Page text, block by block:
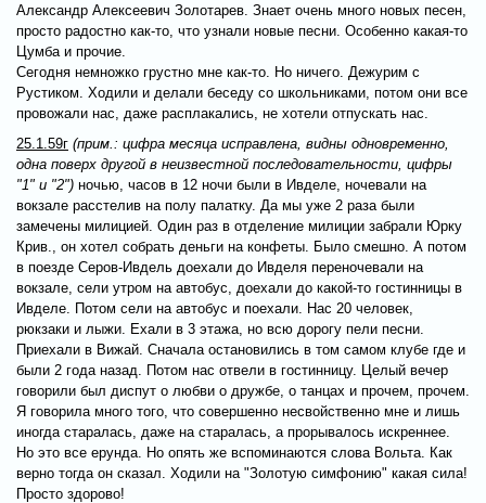
Александр Алексеевич Золотарев. Знает очень много новых песен,
просто радостно как-то, что узнали новые песни. Особенно какая-то
Цумба и прочие.
Сегодня немножко грустно мне как-то. Но ничего. Дежурим с
Рустиком. Ходили и делали беседу со школьниками, потом они все
провожали нас, даже расплакались, не хотели отпускать нас.
25.1.59г (прим.: цифра месяца исправлена, видны одновременно,
одна поверх другой в неизвестной последовательности, цифры
"1" и "2") ночью, часов в 12 ночи были в Ивделе, ночевали на
вокзале расстелив на полу палатку. Да мы уже 2 раза были
замечены милицией. Один раз в отделение милиции забрали Юрку
Крив., он хотел собрать деньги на конфеты. Было смешно. А потом
в поезде Серов-Ивдель доехали до Ивделя переночевали на
вокзале, сели утром на автобус, доехали до какой-то гостинницы в
Ивделе. Потом сели на автобус и поехали. Нас 20 человек,
рюкзаки и лыжи. Ехали в 3 этажа, но всю дорогу пели песни.
Приехали в Вижай. Сначала остановились в том самом клубе где и
были 2 года назад. Потом нас отвели в гостинницу. Целый вечер
говорили был диспут о любви о дружбе, о танцах и прочем, прочем.
Я говорила много того, что совершенно несвойственно мне и лишь
иногда старалась, даже на старалась, а прорывалось искреннее.
Но это все ерунда. Но опять же вспоминаются слова Вольта. Как
верно тогда он сказал. Ходили на "Золотую симфонию" какая сила!
Просто здорово!